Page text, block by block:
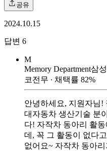
공유
2024.10.15
답변 6
M
Memory Department삼
코전무 ∙ 채택률 82%
안녕하세요, 지원자님!
대자동차 생산기술 분
다! 자작차 동아리 활
데, 꼭 그 활동이 없다
없어요~ 자작차 동아